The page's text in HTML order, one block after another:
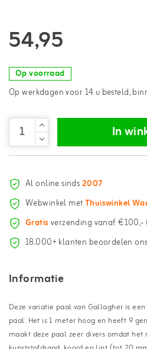
54,95
Op voorraad
Op werkdagen voor 14 u besteld,
In
Al online sinds2007
Webwinkel metThuiswinkel
Gratisverzending vanaf €100,-
18.000+ klanten beoordelen
Informatie
Deze variatie paal van Gallagher is
paal. Het is 1 meter hoog en heeft 9
maakt deze paal zeer divers omdat